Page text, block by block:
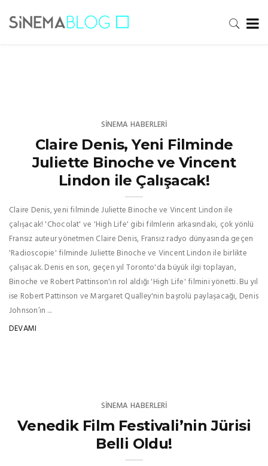
SINEMA HABERLERI
Claire Denis, Yeni Filminde
Juliette Binoche ve Vincent
Lindon ile Çalışacak!
Claire Denis, yeni filminde Juliette Binoche ve Vincent Lindon ile
çalışacak! 'Chocolat' ve 'High Life' gibi filmlerin arkasındaki, çok yönlü
Fransız auteur yönetmen Claire Denis, Fransız radyo dünyasında geçen
'Radioscopie' filminde Juliette Binoche ve Vincent Lindon ile birlikte
çalışacak. Denis en son, geçen yıl Toronto'da büyük ilgi toplayan,
Binoche ve Robert Pattinson'ın rol aldığı 'High Life' filmini yönetti. Bu yıl
ise Robert Pattinson ve Margaret Qualley'nin başrolü paylaşacağı, Denis
Johnson’ın ...
DEVAMI
SINEMA HABERLERI
Venedik Film Festivali’nin Jürisi
Belli Oldu!